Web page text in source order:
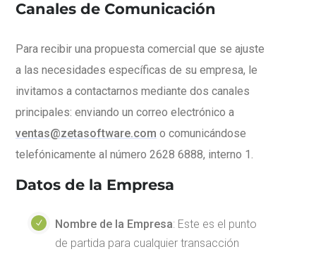
Canales de Comunicación
Para recibir una propuesta comercial que se ajuste
a las necesidades específicas de su empresa, le
invitamos a contactarnos mediante dos canales
principales: enviando un correo electrónico a
ventas@zetasoftware.com o comunicándose
telefónicamente al número 2628 6888, interno 1.
Datos de la Empresa
Nombre de la Empresa: Este es el punto
de partida para cualquier transacción